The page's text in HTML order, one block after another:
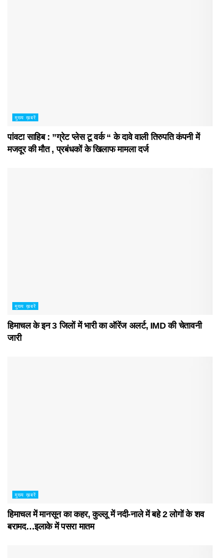
मुख्य ख़बरें
पांवटा साहिब : ”ग्रेट प्लेस टू वर्क “ के दावे वाली तिरुपति कंपनी में
मजदूर की मौत , प्रबंधकों के खिलाफ मामला दर्ज
मुख्य ख़बरें
हिमाचल के इन 3 जिलों में भारी का ऑरेंज अलर्ट, IMD की चेतावनी
जारी
मुख्य ख़बरें
हिमाचल में मानसून का कहर, कुल्लू में नदी-नाले में बहे 2 लोगों के शव
बरामद…इलाके में पसरा मातम